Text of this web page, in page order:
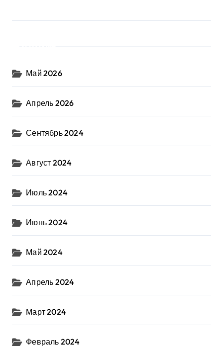
Май 2026
Апрель 2026
Сентябрь 2024
Август 2024
Июль 2024
Июнь 2024
Май 2024
Апрель 2024
Март 2024
Февраль 2024